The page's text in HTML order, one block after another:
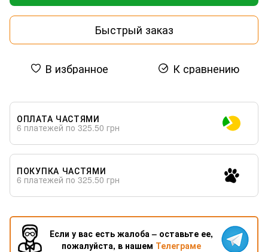
Быстрый заказ
В избранное К сравнению
ОПЛАТА ЧАСТЯМИ
6 платежей по 325.50 грн
ПОКУПКА ЧАСТЯМИ
6 платежей по 325.50 грн
Если у вас есть жалоба – оставьте ее,
пожалуйста, в нашем Телеграме